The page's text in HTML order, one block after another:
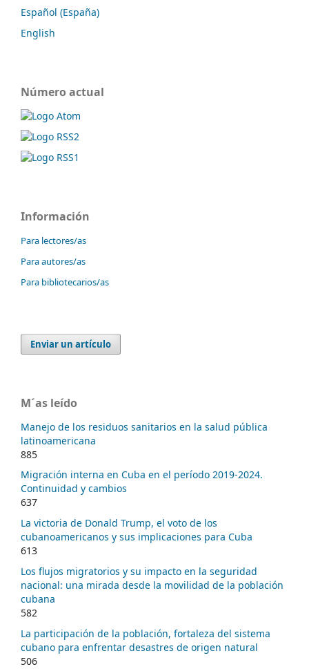
Español (España)
English
Número actual
Información
Para lectores/as
Para autores/as
Para bibliotecarios/as
Enviar un artículo
M´as leído
Manejo de los residuos sanitarios en la salud pública
latinoamericana
885
Migración interna en Cuba en el período 2019-2024.
Continuidad y cambios
637
La victoria de Donald Trump, el voto de los
cubanoamericanos y sus implicaciones para Cuba
613
Los flujos migratorios y su impacto en la seguridad
nacional: una mirada desde la movilidad de la población
cubana
582
La participación de la población, fortaleza del sistema
cubano para enfrentar desastres de origen natural
506